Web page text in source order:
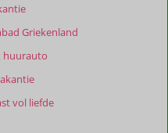
Griekenland
huurauto
vol liefde